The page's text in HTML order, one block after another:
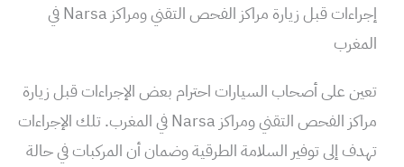
إجراءات قبل زيارة مراكز الفحص التقني ومراكز Narsa في
المغرب
تعين على أصحاب السيارات احترام بعض الإجراءات قبل زيارة
مراكز الفحص التقني ومراكز Narsa في المغرب. تلك الإجراءات
تهدف إلى توفير السلامة الطرقية وضمان أن المركبات في حالة